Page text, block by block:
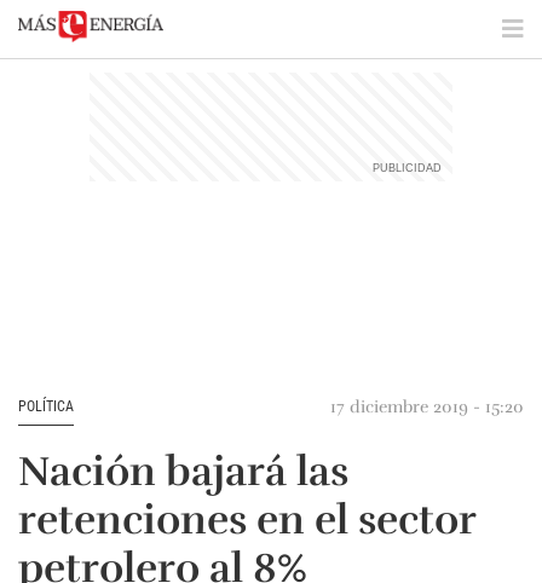
POLÍTICA 17 diciembre 2019 - 15:20
Nación bajará las
retenciones en el sector
petrolero al 8%